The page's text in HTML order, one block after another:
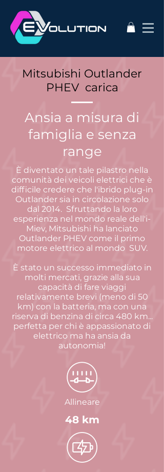
Mitsubishi Outlander
PHEV carica
Ansia a misura di
famiglia e senza
range
È diventato un tale pilastro nella
comunità dei veicoli elettrici che è
difficile credere che l'ibrido plug-in
Outlander sia in circolazione solo
dal 2014. Sfruttando la loro
esperienza nel mondo reale dell'i-
Miev, Mitsubishi ha lanciato
Outlander PHEV come il primo
motore elettrico al mondo SUV.
È stato un successo immediato in
molti mercati, grazie alla sua
capacità di fare viaggi
relativamente brevi (meno di 50
km) con la batteria, ma con una
riserva di benzina di circa 480 km...
perfetta per chi è appassionato di
elettrico ma ha ansia da
autonomia!
Allineare
48 km